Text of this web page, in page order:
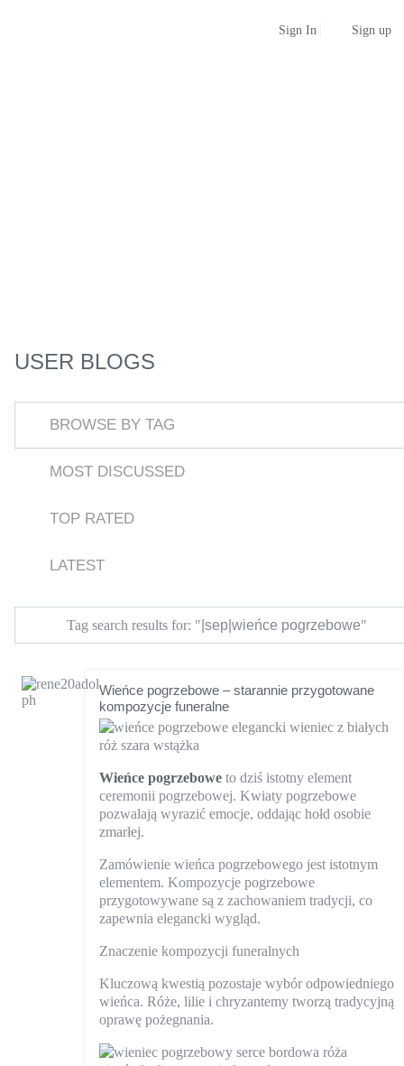
Sign In Sign up
USER BLOGS
BROWSE BY TAG
MOST DISCUSSED
TOP RATED
LATEST
Tag search results for: "|sep|wieńce pogrzebowe"
Wieńce pogrzebowe – starannie przygotowane
kompozycje funeralne
Wieńce pogrzebowe to dziś istotny element
ceremonii pogrzebowej. Kwiaty pogrzebowe
pozwalają wyrazić emocje, oddając hołd osobie
zmarłej.
Zamówienie wieńca pogrzebowego jest istotnym
elementem. Kompozycje pogrzebowe
przygotowywane są z zachowaniem tradycji, co
zapewnia elegancki wygląd.
Znaczenie kompozycji funeralnych
Kluczową kwestią pozostaje wybór odpowiedniego
wieńca. Róże, lilie i chryzantemy tworzą tradycyjną
oprawę pożegnania.